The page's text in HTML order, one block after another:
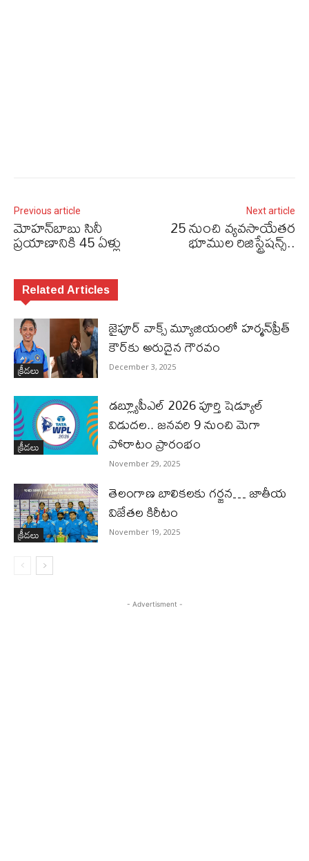
Previous article
మోహన్‌బాబు సినీ
ప్రయాణానికి 45 ఏళ్లు
Next article
25 నుంచి వ్యవసాయేతర
భూముల రిజిస్ట్రేషన్స్‌..
Related Articles
క్రీడలు
జైపూర్ వాక్స్ మ్యూజియంలో హర్మన్‌ప్రీత్
కౌర్‌కు అరుదైన గౌరవం
December 3, 2025
క్రీడలు
డబ్ల్యూపీఎల్ 2026 పూర్తి షెడ్యూల్
విడుదల.. జనవరి 9 నుంచి మెగా
పోరాటం ప్రారంభం
November 29, 2025
క్రీడలు
తెలంగాణ బాలికలకు గర్జన… జాతీయ
విజేతల కిరీటం
November 19, 2025
- Advertisment -